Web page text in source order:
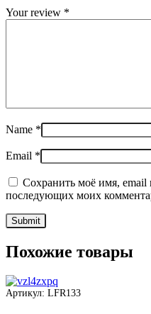
Your review *
Name *
Email *
Сохранить моё имя, email
последующих моих
Похожие товары
Артикул: LFR133